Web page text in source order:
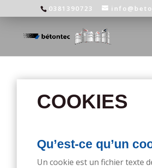
0381390723
COOKIES
Qu’est-ce qu’un
Un cookie est un fichier texte